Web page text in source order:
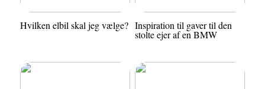
Hvilken elbil skal jeg vælge? Inspiration til gaver til den
stolte ejer af en BMW